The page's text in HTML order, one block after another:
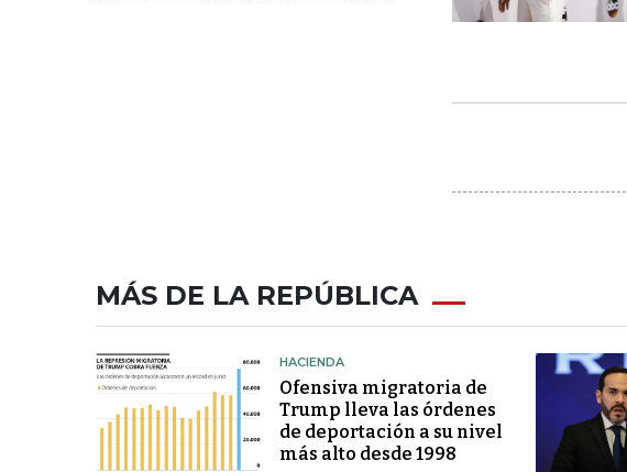
MÁS DE LA REPÚBLICA
HACIENDA
Ofensiva migratoria de
Trump lleva las órdenes
de deportación a su nivel
más alto desde 1998